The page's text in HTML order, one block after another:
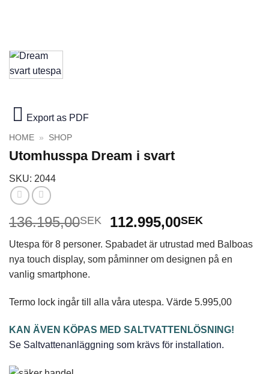
Export as PDF
HOME » SHOP
Utomhusspa Dream i svart
SKU: 2044
136.195,00SEK
Det
priset
var:
SEK.
112.995,00SEKDet
priset
är:
Utespa för 8 personer. Spabadet är utrustad med Balboas
nya touch display, som påminner om designen på en
vanlig smartphone.
Termo lock ingår till alla våra utespa. Värde 5.995,00
KAN ÄVEN KÖPAS MED SALTVATTENLÖSNING!
Se Saltvattenanläggning som krävs för installation.